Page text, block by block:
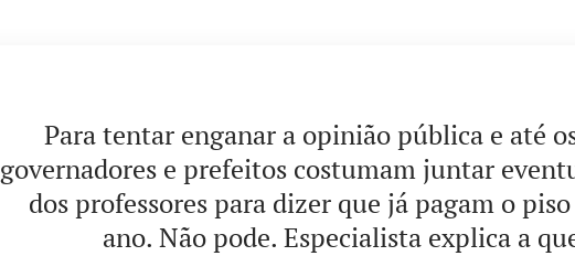
Para tentar enganar a opinião pública e até
governadores e prefeitos costumam juntar
dos professores para dizer que já pagam o
ano. Não pode. Especialista explica a